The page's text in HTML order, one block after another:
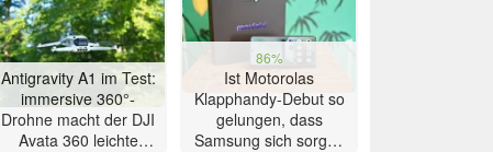
Antigravity A1 im Test:
immersive 360°-
Drohne macht der DJI
Avata 360 leichte
86%
Ist Motorolas
Klapphandy-Debut so
gelungen, dass
Samsung sich sorgen